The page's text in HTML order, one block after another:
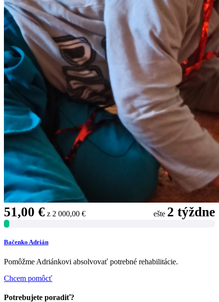
51,00 € z 2 000,00 € ešte 2 týždne
Bačenko Adrián
Pomôžme Adriánkovi absolvovať potrebné rehabilitácie.
Chcem pomôcť
Potrebujete poradiť?